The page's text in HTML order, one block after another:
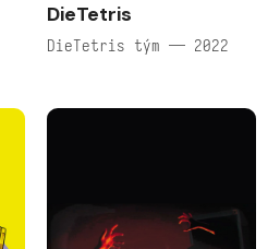
DieTetris
DieTetris tým — 2022